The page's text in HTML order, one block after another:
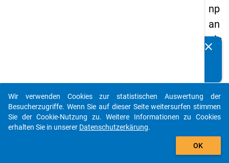
np
an
els
-
drit
te
clear
auto_stories
add_shopping_cart
Wir verwenden Cookies zur statistischen Auswertung der
Besucherzugriffe. Wenn Sie auf dieser Seite weitersurfen stimmen
Sie der Cookie-Nutzung zu. Weitere Informationen zu Cookies
erhalten Sie in unserer Datenschutzerkärung.
OK